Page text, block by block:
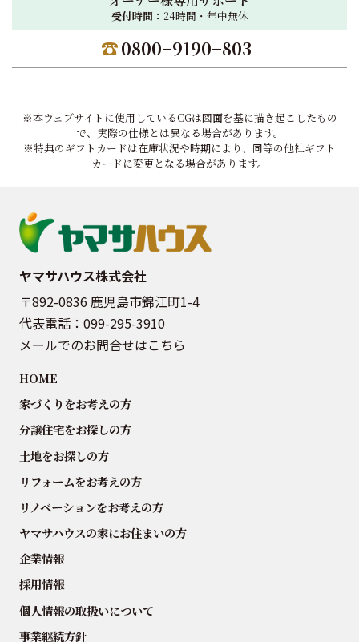
受付時間： 24時間・年中無休
0800−9190−803
※本ウェブサイトに使用しているCGは図面を基に描き起こしたもの
で、実際の仕様とは異なる場合があります。
※特典のギフトカードは在庫状況や時期により、同等の他社ギフト
カードに変更となる場合があります。
ヤマサハウス株式会社
〒892-0836 鹿児島市錦江町1-4
代表電話： 099-295-3910
メールでのお問合せはこちら
HOME
家づくりをお考えの方
分譲住宅をお探しの方
土地をお探しの方
リフォームをお考えの方
リノベーションをお考えの方
ヤマサハウスの家にお住まいの方
企業情報
採用情報
個人情報の取扱いについて
事業継続方針